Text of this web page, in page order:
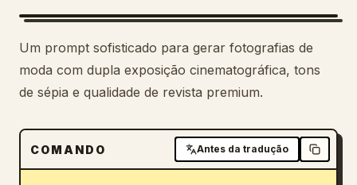
Prompts
Preços
Baixar
Um prompt sofisticado para gerar fotografias de
moda com dupla exposição cinematográfica, tons
de sépia e qualidade de revista premium.
COMANDO Antes da tradução